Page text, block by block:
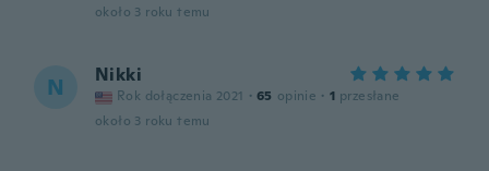
około 3 roku temu
N Nikki
Rok dołączenia 2021 · 65 opinie · 1 przesłane
około 3 roku temu